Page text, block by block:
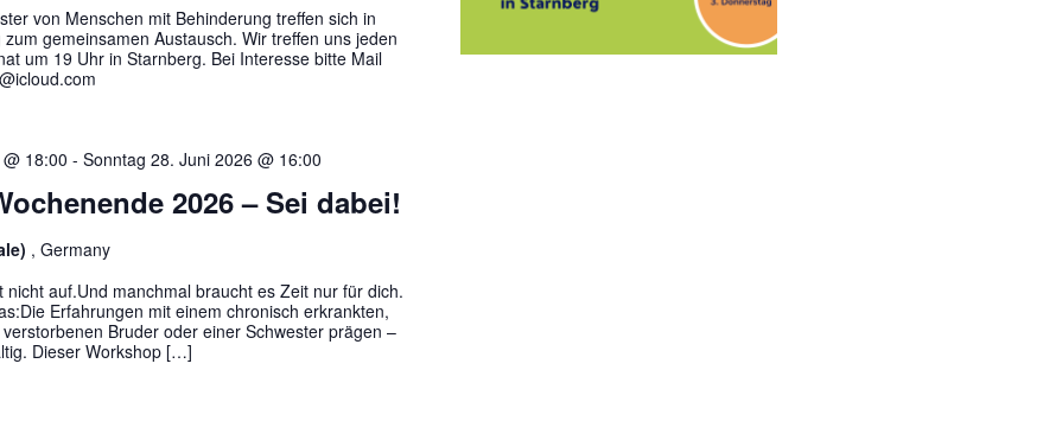
von Menschen mit Behinderung treffen sich in
gemeinsamen Austausch. Wir treffen uns jeden
um 19 Uhr in Starnberg. Bei Interesse bitte Mail
2026 – Sei dabei!
18:00 - Sonntag 28. Juni 2026 @ 16:00
, Germany
nicht auf.Und manchmal braucht es Zeit nur für dich.
Erfahrungen mit einem chronisch erkrankten,
Bruder oder einer Schwester prägen –
Dieser Workshop […]